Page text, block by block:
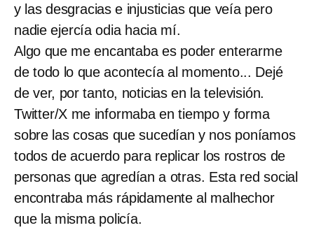
y las desgracias e injusticias que veía pero
nadie ejercía odia hacia mí.
Algo que me encantaba es poder enterarme
de todo lo que acontecía al momento... Dejé
de ver, por tanto, noticias en la televisión.
Twitter/X me informaba en tiempo y forma
sobre las cosas que sucedían y nos poníamos
todos de acuerdo para replicar los rostros de
personas que agredían a otras. Esta red social
encontraba más rápidamente al malhechor
que la misma policía.